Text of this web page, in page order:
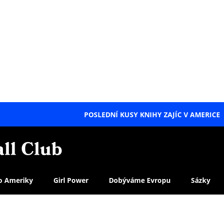
POSLEDNÍ KUSY KNIHY ZAJÍC V AMERICE
Ameriky Girl Power Dobýváme Evropu Sázky